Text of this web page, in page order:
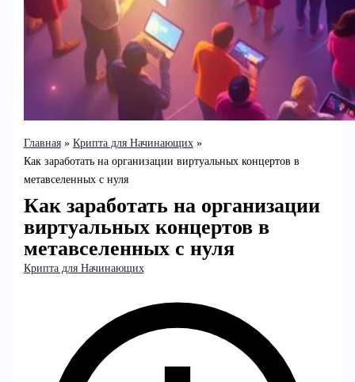
Главная
Крипта для Начинающих
Как заработать на организации виртуальных концертов в
метавселенных с нуля
Как заработать на организации
виртуальных концертов в
метавселенных с нуля
Крипта для Начинающих